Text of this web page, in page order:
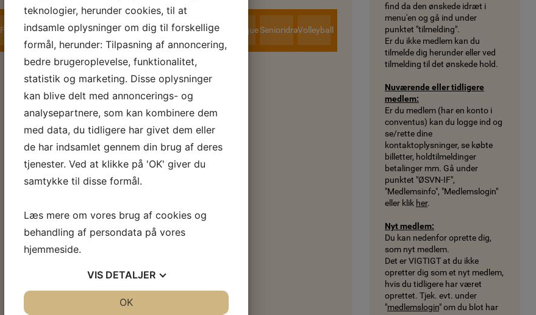
Fitness Fodbold Golf GymnastikHåndbold MTB PetanqueSenioridrætVolleyball
find da den ønskede idræt i
menu'en og gå ind under
punktet "tilmelding".
Er du ikke medlem kan du
tilmelde dig herunder eller ved
tilmelding til det ønskede hold.
Nuværende eller tidligere
medlem:
Er du medlem (har en konto i
conventus) kan du logge ind og
se/rette dine
kontaktoplysninger, se købte
billetter, holdtilmeldinger
betalinger mm. Gå under
punktet "ØSVN-IF",
"Medlemsinfo", "Medlemslogin"
eller klik her.
Nyt medlem:
Du kan nedenfor oprette dig,
som nyt medlem.
Det er VIGTIGT at du ikke
opretter dig som et nyt medlem,
hvis du tidligere har været
oprettet. Tjek. evt. under
"medlemslogin" om du blot har
teknologier, herunder cookies, til at
indsamle oplysninger om dig til forskellige
formål, herunder: Tilpasning af annoncering,
bedre brugeroplevelse, funktionalitet,
statistik og marketing. Disse oplysninger
kan blive delt med annoncerings- og
analysepartnere, som kan kombinere dem
med data, du tidligere har givet dem eller
de har indsamlet gennem din brug af deres
tjenester. Ved at klikke på 'OK' giver du
samtykke til disse formål.
Læs mere om vores brug af cookies og
behandling af persondata på vores
hjemmeside.
VIS DETALJER
OK